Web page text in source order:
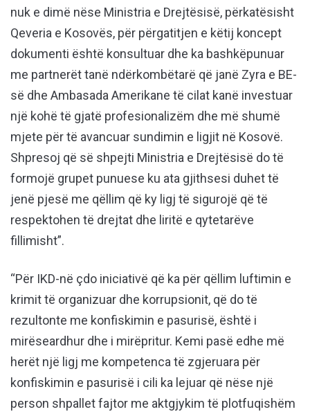
nuk e dimë nëse Ministria e Drejtësisë, përkatësisht
Qeveria e Kosovës, për përgatitjen e këtij koncept
dokumenti është konsultuar dhe ka bashkëpunuar
me partnerët tanë ndërkombëtarë që janë Zyra e BE-
së dhe Ambasada Amerikane të cilat kanë investuar
një kohë të gjatë profesionalizëm dhe më shumë
mjete për të avancuar sundimin e ligjit në Kosovë.
Shpresoj që së shpejti Ministria e Drejtësisë do të
formojë grupet punuese ku ata gjithsesi duhet të
jenë pjesë me qëllim që ky ligj të sigurojë që të
respektohen të drejtat dhe liritë e qytetarëve
fillimisht”.
“Për IKD-në çdo iniciativë që ka për qëllim luftimin e
krimit të organizuar dhe korrupsionit, që do të
rezultonte me konfiskimin e pasurisë, është i
mirëseardhur dhe i mirëpritur. Kemi pasë edhe më
herët një ligj me kompetenca të zgjeruara për
konfiskimin e pasurisë i cili ka lejuar që nëse një
person shpallet fajtor me aktgjykim të plotfuqishëm